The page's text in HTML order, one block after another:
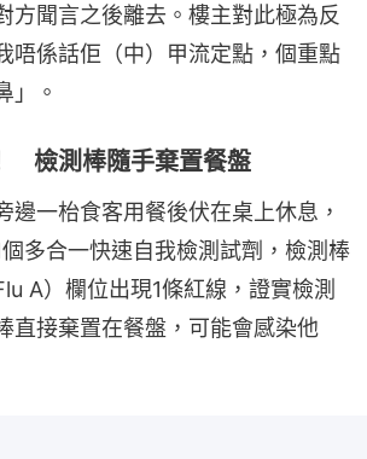
方聞言之後離去。樓主對此極為反
唔係話佢（中）甲流定點，個重點
」。
檢測棒隨手棄置餐盤
邊一枱食客用餐後伏在桌上休息，
多合一快速自我檢測試劑，檢測棒
A）欄位出現1條紅線，證實檢測
直接棄置在餐盤，可能會感染他